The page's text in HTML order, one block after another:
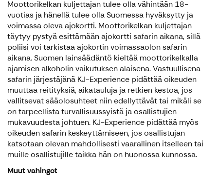
Moottorikelkan kuljettajan tulee olla vähintään 18-
vuotias ja hänellä tulee olla Suomessa hyväksytty ja
voimassa oleva ajokortti. Moottorikelkan kuljettajan
täytyy pystyä esittämään ajokortti safarin aikana, sillä
poliisi voi tarkistaa ajokortin voimassaolon safarin
aikana. Suomen lainsäädäntö kieltää moottorikelkalla
ajamisen alkoholin vaikutuksen alaisena. Vastuullisena
safarin järjestäjänä KJ-Experience pidättää oikeuden
muuttaa reitityksiä, aikatauluja ja retkien kestoa, jos
vallitsevat sääolosuhteet niin edellyttävät tai mikäli se
on tarpeellista turvallisuussyistä ja osallistujien
mukavuudesta johtuen. KJ-Experience pidättää myös
oikeuden safarin keskeyttämiseen, jos osallistujan
katsotaan olevan mahdollisesti vaarallinen itselleen tai
muille osallistujille taikka hän on huonossa kunnossa.
Muut vahingot